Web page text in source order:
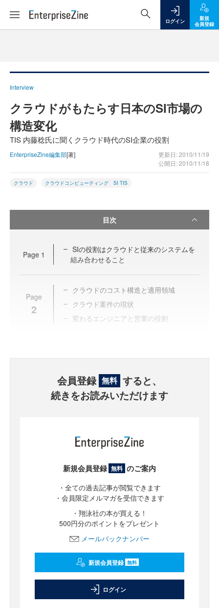
ログイン
新規
会員登録
Interview
クラウドがもたらす日本のSI市場の
構造変化
TIS 内藤稔氏に聞くクラウド時代のSI企業の役割
EnterpriseZine編集部[著]
更新日: 2010/11/19
公開日: 2010/11/18
クラウド クラウドコンピューティング SI TIS
目次
Page 1
SIの役割はクラウドと従来のシステムを
組み合わせること
Page
2
クラウドのコスト構造と適用領域
クラウド案件の現状
変わるエンジニアと営業の役割
会員登録 無料 すると、
続きをお読みいただけます
新規会員登録 無料 のご案内
・全ての過去記事が閲覧できます
・会員限定メルマガを受信できます
・翔泳社の本が買える！
500円分のポイントをプレゼント
メールバックナンバー
新規会員登録 無料
ログイン